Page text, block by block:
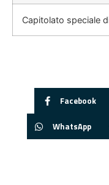
Capitolato speciale
Facebook
WhatsApp